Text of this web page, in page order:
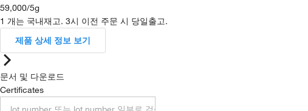
59,000/5g
1 개는 국내재고. 3시 이전 주문 시 당일출고.
제품 상세 정보 보기
문서 및 다운로드
Certificates